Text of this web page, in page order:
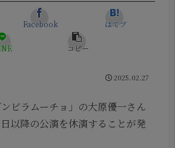
Facebook はてブ
コピー
2025.02.27
ビラムーチョ」の大原優一さん
以降の公演を休演することが発